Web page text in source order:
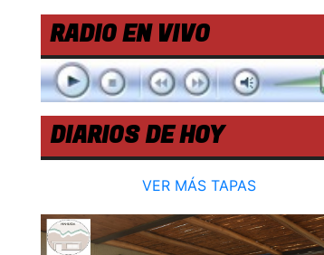
RADIO EN VIVO
DIARIOS DE HOY
VER MÁS TAPAS